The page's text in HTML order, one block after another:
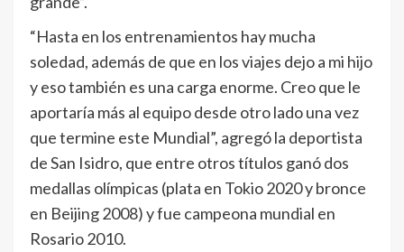
“Hasta en los entrenamientos hay mucha
soledad, además de que en los viajes dejo a mi hijo
y eso también es una carga enorme. Creo que le
aportaría más al equipo desde otro lado una vez
que termine este Mundial”, agregó la deportista
de San Isidro, que entre otros títulos ganó dos
medallas olímpicas (plata en Tokio 2020 y bronce
en Beijing 2008) y fue campeona mundial en
Rosario 2010.